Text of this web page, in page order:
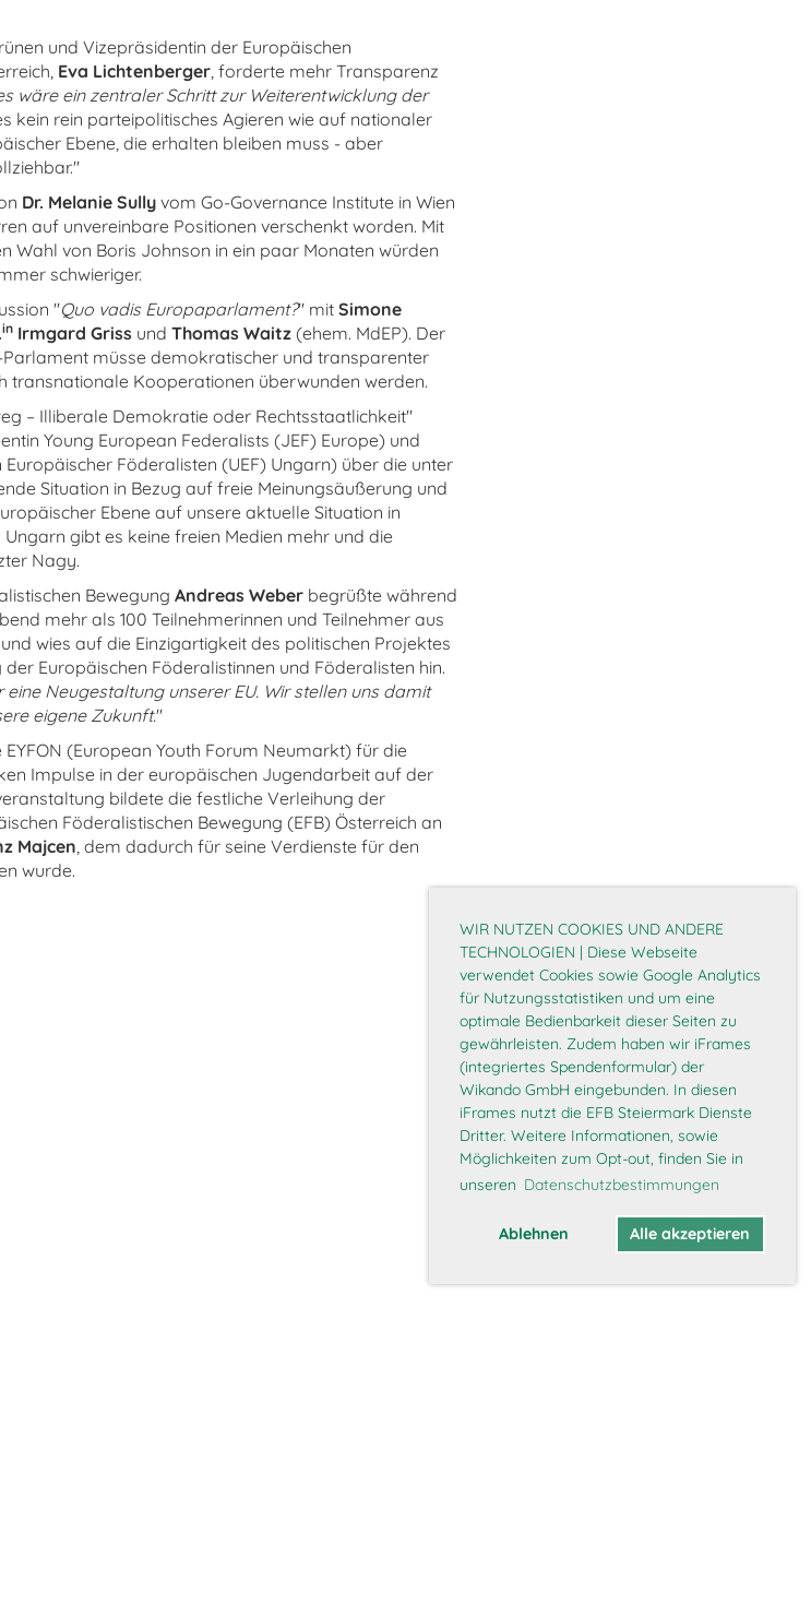
WIR NUTZEN COOKIES UND ANDERE
TECHNOLOGIEN | Diese Webseite
verwendet Cookies sowie Google Analytics
für Nutzungsstatistiken und um eine
optimale Bedienbarkeit dieser Seiten zu
gewährleisten. Zudem haben wir iFrames
(integriertes Spendenformular) der
Wikando GmbH eingebunden. In diesen
iFrames nutzt die EFB Steiermark Dienste
Dritter. Weitere Informationen, sowie
Möglichkeiten zum Opt-out, finden Sie in
unseren Datenschutzbestimmungen
Ablehnen Alle akzeptieren
und Vizepräsidentin der Europäischen
Eva Lichtenberger, forderte mehr Transparenz
wäre ein zentraler Schritt zur Weiterentwicklung der
kein rein parteipolitisches Agieren wie auf nationaler
Ebene, die erhalten bleiben muss - aber
Dr. Melanie Sullyvom Go-Governance Institute in Wien
auf unvereinbare Positionen verschenkt worden. Mit
Wahl von Boris Johnson in ein paar Monaten würden
schwieriger.
"Quo vadis Europaparlament?" mit Simone
inIrmgard Grissund Thomas Waitz(ehem. MdEP). Der
müsse demokratischer und transparenter
transnationale Kooperationen überwunden werden.
– Illiberale Demokratie oder Rechtsstaatlichkeit"
Young European Federalists (JEF) Europe) und
Föderalisten (UEF) Ungarn) über die unter
Situation in Bezug auf freie Meinungsäußerung und
Ebene auf unsere aktuelle Situation in
gibt es keine freien Medien mehr und die
Nagy.
Bewegung Andreas Weber begrüßte während
mehr als 100 Teilnehmerinnen und Teilnehmer aus
wies auf die Einzigartigkeit des politischen Projektes
Europäischen Föderalistinnen und Föderalisten hin.
Neugestaltung unserer EU. Wir stellen uns damit
eigene Zukunft."
(European Youth Forum Neumarkt) für die
Impulse in der europäischen Jugendarbeit auf der
bildete die festliche Verleihung der
Föderalistischen Bewegung (EFB) Österreich an
Majcen , dem dadurch für seine Verdienste für den
wurde.